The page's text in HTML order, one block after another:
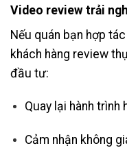
Video review trải
Nếu quán bạn hợp
khách hàng review
đầu tư:
Quay lại hành trình
Cảm nhận không